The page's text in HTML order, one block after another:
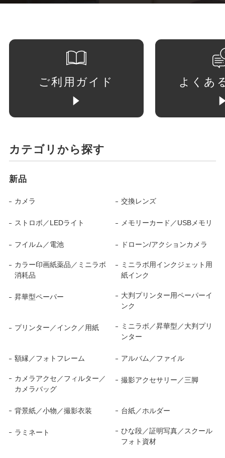
ご利用ガイド よくあ
カテゴリから探す
新品
カメラ 交換レンズ
ストロボ／LEDライト メモリーカード／USBメモリ
フイルム／電池 ドローン/アクションカメラ
カラー印画紙薬品／ミニラボ
消耗品
ミニラボ用インクジェット用
紙インク
昇華型ペーパー
大判プリンター用ペーパーイ
ンク
プリンター／インク／用紙
ミニラボ／昇華型／大判プリ
ンター
額縁／フォトフレーム アルバム／ファイル
カメラアクセ／フィルター／
カメラバッグ
撮影アクセサリー／三脚
背景紙／小物／撮影衣装 台紙／ホルダー
ラミネート
ひな段／証明写真／スクール
フォト資材